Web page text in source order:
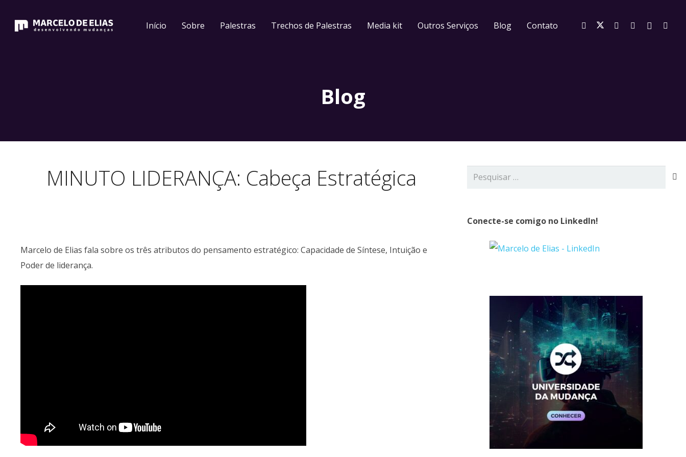
Início Sobre Palestras Trechos de Palestras Media kit Outros Serviços Blog Contato
Blog
MINUTO LIDERANÇA: Cabeça Estratégica
Marcelo de Elias fala sobre os três atributos do pensamento estratégico: Capacidade de Síntese, Intuição e
Poder de liderança.
Pesquisar
Conecte-se comigo no LinkedIn!